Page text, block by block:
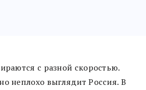
с разной скоростью.
неплохо выглядит Россия. В